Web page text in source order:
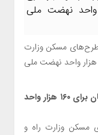
تسهیلات ۱۶۰ هزار واحد نهضت ملی
مسکن وزارت
راه و شهرسازی از افزایش سقف تسهیلات ۱۶۰ هزار واحد نهضت ملی
وام نهضت ملی مسکن به ۸۵۰ میلیون تومان برای ۱۶۰ هزار واحد
مسکن وزارت راه و